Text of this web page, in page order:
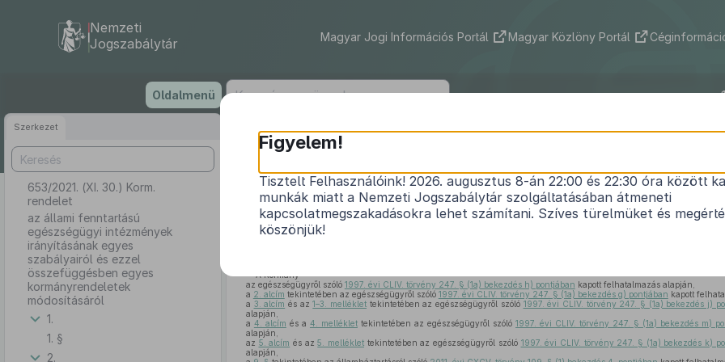
tartalomra
Nemzeti
Jogszabálytár
Magyar Jogi Információs Portál Magyar Közlöny Portál
Oldalmenü
Szerkezet
653/2021. (XI. 30.) Korm.
rendelet
az állami fenntartású
egészségügyi intézmények
irányításának egyes
szabályairól és ezzel
összefüggésben egyes
kormányrendeletek
módosításáról
1.
1. §
2.
653/2021. (XI. 30.) Korm. rendelet
az állami fenntartású egészségügyi intézmények
szabályairól és ezzel összefüggésben egyes kormányrendeletek
A Kormány
az egészségügyről szóló 1997. évi CLIV. törvény 247. § (1a) bekezdés h) pontjában kapott felhatalmazás alapján,
a 2. alcím tekintetében az egészségügyről szóló 1997. évi CLIV. törvény 247. § (1a) bekezdés g) pontjában kapott
a 3. alcím és az1–3. melléklet tekintetében az egészségügyről szóló 1997. évi CLIV. törvény 247. § (1a) bekezdés j)
alapján,
a 4. alcím és a 4. melléklettekintetében az egészségügyről szóló1997. évi CLIV. törvény 247. § (1a) bekezdés m)
alapján,
az 5. alcím és az5. melléklet tekintetében az egészségügyről szóló 1997. évi CLIV. törvény 247. § (1a) bekezdés k)
alapján,
Figyelem!
Tisztelt Felhasználóink! 2026. augusztus 8-án 22:00 és 22:30 óra között
munkák miatt a Nemzeti Jogszabálytár szolgáltatásában átmeneti
kapcsolatmegszakadásokra lehet számítani. Szíves türelmüket és
köszönjük!